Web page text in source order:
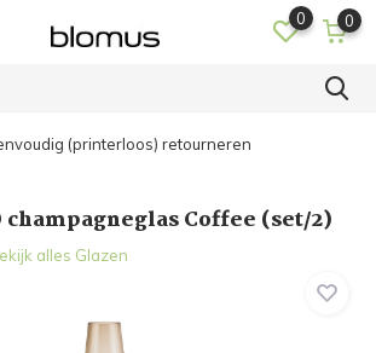
0 0
(printerloos) retourneren
champagneglas Coffee (set/2)
alles Glazen